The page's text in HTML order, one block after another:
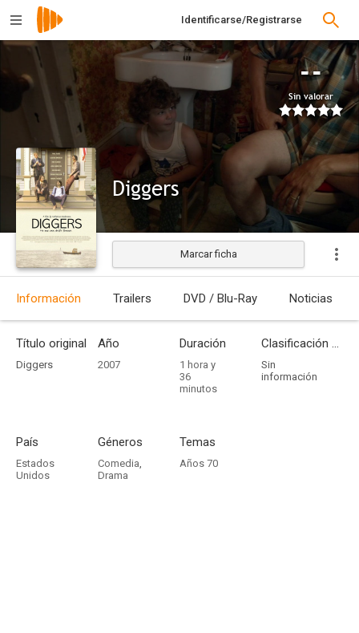
Identificarse/Registrarse
--
Sin valorar
Diggers
Estrenada
Marcar ficha
Información Trailers DVD / Blu-Ray Noticias
Título original
Diggers
Año
2007
Duración
1 hora y
36
minutos
Clasificación por edades
Sin
información
País
Estados
Unidos
Géneros
Comedia,
Drama
Temas
Años 70